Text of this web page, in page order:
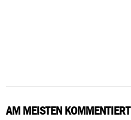
AM MEISTEN KOMMENTIERT